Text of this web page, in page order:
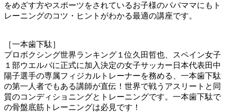
をめざす方やスポーツをされているお子様のパパママにもト
レーニングのコツ・ヒントがわかる最適の講座です。
［一本歯下駄］
プロボクシング世界ランキング１位久田哲也、スペイン女子
１部ウエルバに正式に加入決定の女子サッカー日本代表田中
陽子選手の専属フィジカルトレーナーを務める、一本歯下駄
の第一人者でもある講師が直伝！世界で戦うアスリートと同
質のコンディショニングとトレーニングです。一本歯下駄で
の骨盤底筋トレーニングは必見です！